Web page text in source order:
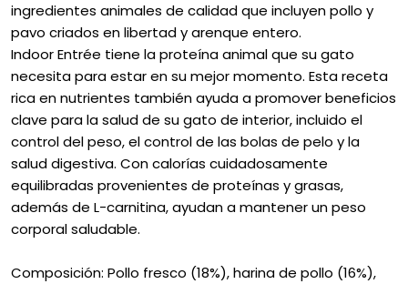
ingredientes animales de calidad que incluyen pollo y
pavo criados en libertad y arenque entero.
Indoor Entrée tiene la proteína animal que su gato
necesita para estar en su mejor momento. Esta receta
rica en nutrientes también ayuda a promover beneficios
clave para la salud de su gato de interior, incluido el
control del peso, el control de las bolas de pelo y la
salud digestiva. Con calorías cuidadosamente
equilibradas provenientes de proteínas y grasas,
además de L-carnitina, ayudan a mantener un peso
corporal saludable.
Composición: Pollo fresco (18%), harina de pollo (16%),